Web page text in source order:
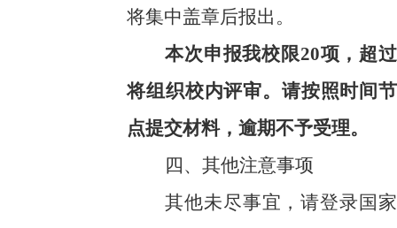
将集中盖章后报出。
本次申报我校限20项，超过
将组织校内评审。请按照时间节
点提交材料，逾期不予受理。
四、其他注意事项
其他未尽事宜，请登录国家